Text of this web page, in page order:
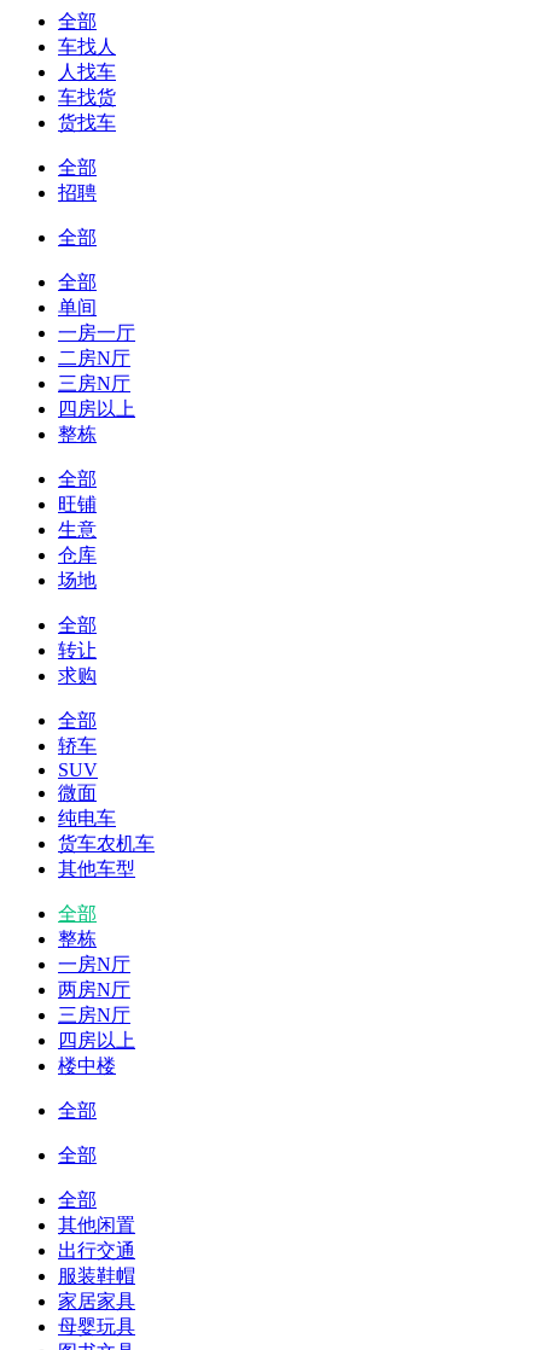
全部
车找人
人找车
车找货
货找车
全部
招聘
全部
全部
单间
一房一厅
二房N厅
三房N厅
四房以上
整栋
全部
旺铺
生意
仓库
场地
全部
转让
求购
全部
轿车
SUV
微面
纯电车
货车农机车
其他车型
全部
整栋
一房N厅
两房N厅
三房N厅
四房以上
楼中楼
全部
全部
全部
其他闲置
出行交通
服装鞋帽
家居家具
母婴玩具